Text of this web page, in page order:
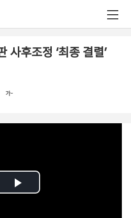
사후조정 ‘최종 결렬’